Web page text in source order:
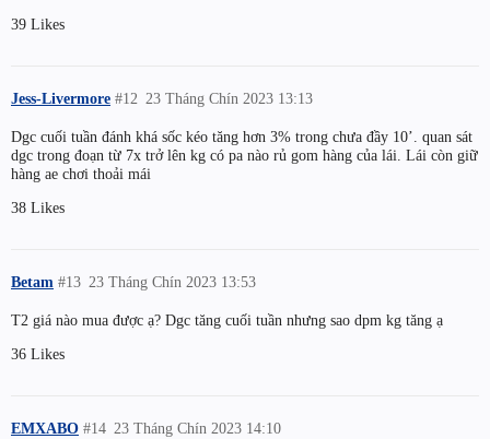
39 Likes
Jess-Livermore 23 Tháng Chín 2023 13:13
#12
Dgc cuối tuần đánh khá sốc kéo tăng hơn 3% trong chưa đầy 10’. quan sát
dgc trong đoạn từ 7x trở lên kg có pa nào rủ gom hàng của lái. Lái còn giữ
hàng ae chơi thoải mái
38 Likes
Betam 23 Tháng Chín 2023 13:53
#13
T2 giá nào mua được ạ? Dgc tăng cuối tuần nhưng sao dpm kg tăng ạ
36 Likes
EMXABO 23 Tháng Chín 2023 14:10
#14